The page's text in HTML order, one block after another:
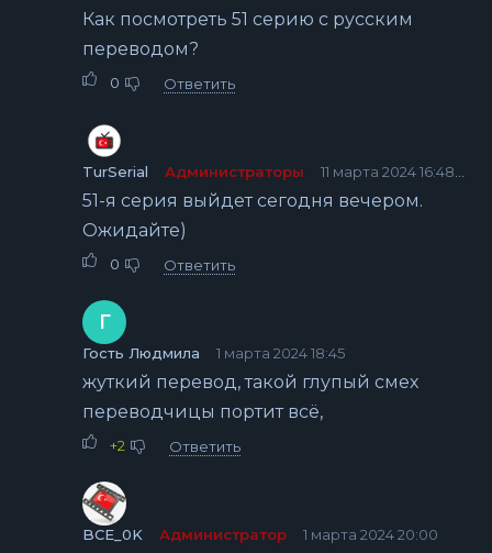
Как посмотреть 51 серию с русским
переводом?
0 Ответить
TurSerial Администраторы 11 марта 2024 16:48
51-я серия выйдет сегодня вечером.
Ожидайте)
0 Ответить
Г
Гость Людмила 1 марта 2024 18:45
жуткий перевод, такой глупый смех
переводчицы портит всё,
+2 Ответить
BCE_0K Администратор 1 марта 2024 20:00